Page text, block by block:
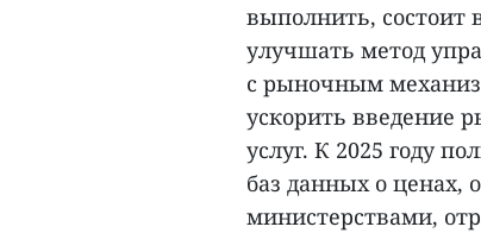
выполнить, состоит
улучшать метод
с рыночным
ускорить введение
услуг. К 2025 году
баз данных о ценах,
министерствами,